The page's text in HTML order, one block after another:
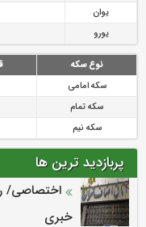
یوان
یورو
نوع سکه
سکه امامی
سکه تمام
سکه نیم
پربازدید ترین ها
اختصاصی/
خبری